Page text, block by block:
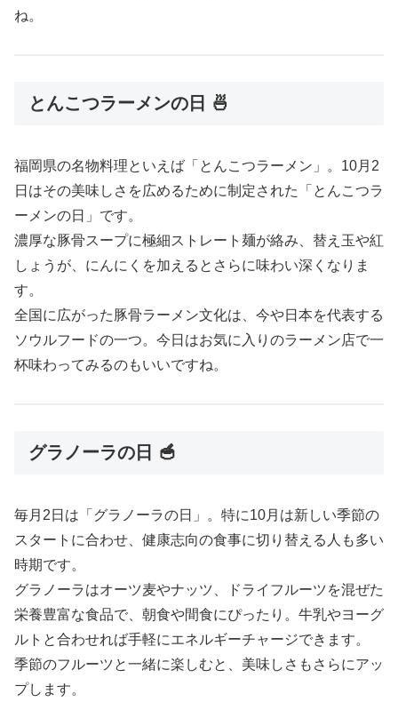
ね。
とんこつラーメンの日 🍜
福岡県の名物料理といえば「とんこつラーメン」。10月2
日はその美味しさを広めるために制定された「とんこつラ
ーメンの日」です。
濃厚な豚骨スープに極細ストレート麺が絡み、替え玉や紅
しょうが、にんにくを加えるとさらに味わい深くなりま
す。
全国に広がった豚骨ラーメン文化は、今や日本を代表する
ソウルフードの一つ。今日はお気に入りのラーメン店で一
杯味わってみるのもいいですね。
グラノーラの日 🥣
毎月2日は「グラノーラの日」。特に10月は新しい季節の
スタートに合わせ、健康志向の食事に切り替える人も多い
時期です。
グラノーラはオーツ麦やナッツ、ドライフルーツを混ぜた
栄養豊富な食品で、朝食や間食にぴったり。牛乳やヨーグ
ルトと合わせれば手軽にエネルギーチャージできます。
季節のフルーツと一緒に楽しむと、美味しさもさらにアッ
プします。